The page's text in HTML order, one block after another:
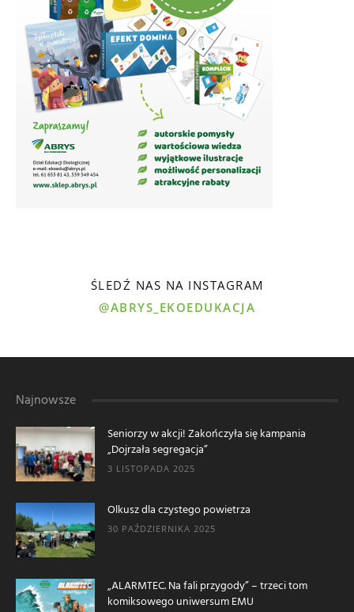
ŚLEDŹ NAS NA INSTAGRAM
@ABRYS_EKOEDUKACJA
Najnowsze
Seniorzy w akcji! Zakończyła się kampania
„Dojrzała segregacja”
3 LISTOPADA 2025
Olkusz dla czystego powietrza
30 PAŹDZIERNIKA 2025
„ALARMTEC. Na fali przygody” – trzeci tom
komiksowego uniwersum EMU